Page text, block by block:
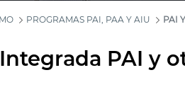
PROGRAMAS PAI, PAA Y AIU PAI
PAI y